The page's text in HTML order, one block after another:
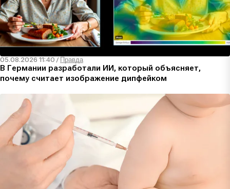
05.08.2026 11:40 / Правда
В Германии разработали ИИ, который объясняет,
почему считает изображение дипфейком